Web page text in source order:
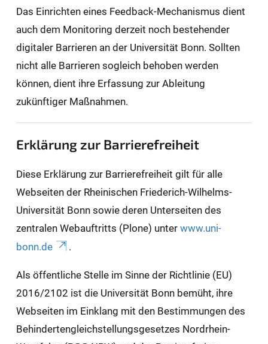
Das Einrichten eines Feedback-Mechanismus dient
auch dem Monitoring derzeit noch bestehender
digitaler Barrieren an der Universität Bonn. Sollten
nicht alle Barrieren sogleich behoben werden
können, dient ihre Erfassung zur Ableitung
zukünftiger Maßnahmen.
Erklärung zur Barrierefreiheit
Diese Erklärung zur Barrierefreiheit gilt für alle
Webseiten der Rheinischen Friederich-Wilhelms-
Universität Bonn sowie deren Unterseiten des
zentralen Webauftritts (Plone) unter www.uni-
bonn.de
.
Als öffentliche Stelle im Sinne der Richtlinie (EU)
2016/2102 ist die Universität Bonn bemüht, ihre
Webseiten im Einklang mit den Bestimmungen des
Behindertengleichstellungsgesetzes Nordrhein-